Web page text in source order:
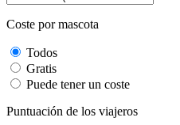
Coste por mascota
Todos
Gratis
Puede tener un coste
Puntuación de los viajeros